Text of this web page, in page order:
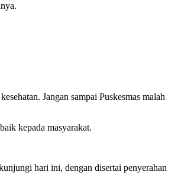
Jangan sampai Puskesmas malah
kepada masyarakat.
hari ini, dengan disertai penyerahan